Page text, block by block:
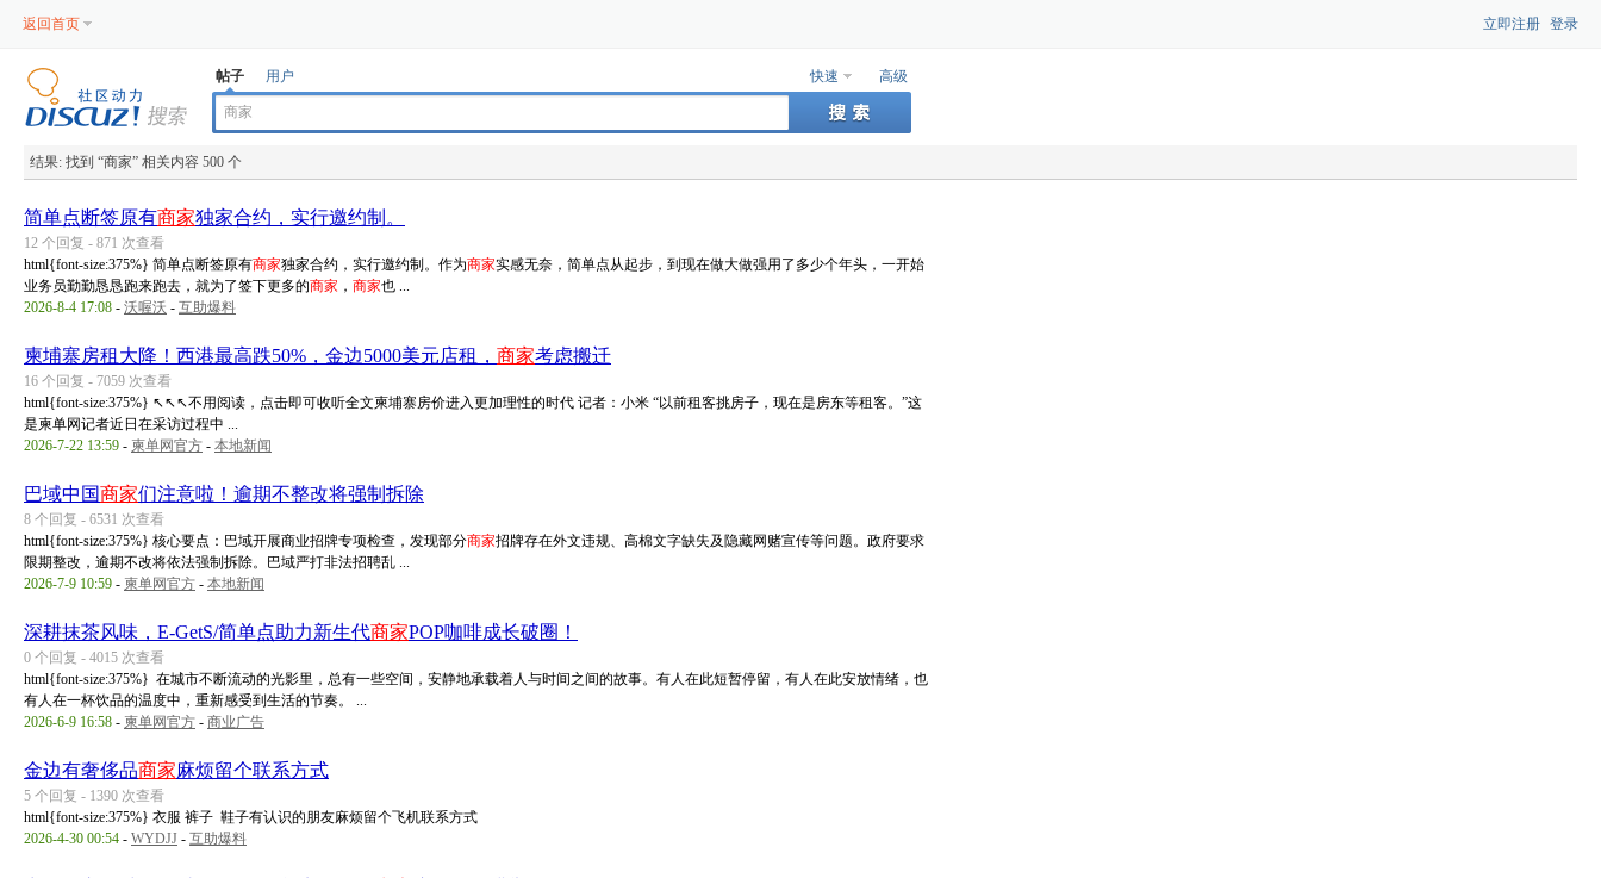
返回首页 立即注册 登录
快速 高级
帖子 用户
结果: 找到 “商家” 相关内容 500 个
简单点断签原有商家独家合约，实行邀约制。
12 个回复 - 871 次查看
html{font-size:375%} 简单点断签原有商家独家合约，实行邀约制。作为商家实感无奈，简单点从起步，到现在做大做强用了多少个年头，一开始
业务员勤勤恳恳跑来跑去，就为了签下更多的商家 ， 商家也 ...
2026-8-4 17:08 - 沃喔沃 - 互助爆料
柬埔寨房租大降！西港最高跌50%，金边5000美元店租， 商家考虑搬迁
16 个回复 - 7059 次查看
html{font-size:375%} ↖↖↖不用阅读，点击即可收听全文柬埔寨房价进入更加理性的时代 记者：小米 “以前租客挑房子，现在是房东等租客。”这
是柬单网记者近日在采访过程中 ...
2026-7-22 13:59 - 柬单网官方 - 本地新闻
巴域中国商家们注意啦！逾期不整改将强制拆除
8 个回复 - 6531 次查看
html{font-size:375%} 核心要点：巴域开展商业招牌专项检查，发现部分商家招牌存在外文违规、高棉文字缺失及隐藏网赌宣传等问题。政府要求
限期整改，逾期不改将依法强制拆除。巴域严打非法招聘乱 ...
2026-7-9 10:59 - 柬单网官方 - 本地新闻
深耕抹茶风味，E-GetS/简单点助力新生代商家POP咖啡成长破圈！
0 个回复 - 4015 次查看
html{font-size:375%} 在城市不断流动的光影里，总有一些空间，安静地承载着人与时间之间的故事。有人在此短暂停留，有人在此安放情绪，也
有人在一杯饮品的温度中，重新感受到生活的节奏。 ...
2026-6-9 16:58 - 柬单网官方 - 商业广告
金边有奢侈品商家麻烦留个联系方式
5 个回复 - 1390 次查看
html{font-size:375%} 衣服 裤子 鞋子有认识的朋友麻烦留个飞机联系方式
2026-4-30 00:54 - WYDJJ - 互助爆料